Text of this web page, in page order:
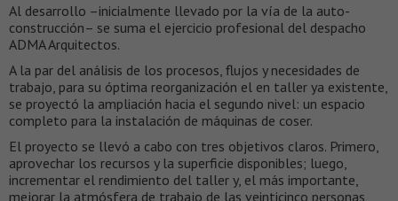
Al desarrollo –inicialmente llevado por la vía de la auto-
construcción– se suma el ejercicio profesional del despacho
ADMA Arquitectos.
A la par del análisis de los procesos, flujos y necesidades de
trabajo, para su óptima reorganización el en taller ya existente,
se proyectó la ampliación hacia el segundo nivel: un espacio
completo para la instalación de máquinas de coser.
El proyecto se llevó a cabo con tres objetivos claros. Primero,
aprovechar los recursos y la superficie disponibles; luego,
incrementar el rendimiento del taller y, el más importante,
mejorar la atmósfera de trabajo de las veinticinco personas